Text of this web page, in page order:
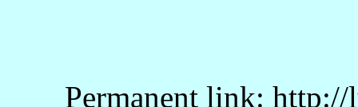
Permanent link: